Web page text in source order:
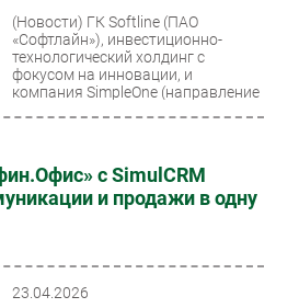
(Новости) ГК Softline (ПАО
«Софтлайн»), инвестиционно-
технологический холдинг с
фокусом на инновации, и
компания SimpleOne (направление
с SimulCRM
и продажи в одну
23.04.2026